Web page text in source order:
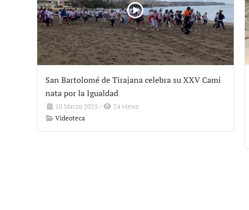
San Bartolomé de Tirajana celebra su XXV Cami
nata por la Igualdad
10 Marzo 2025 /
24 views
Videoteca